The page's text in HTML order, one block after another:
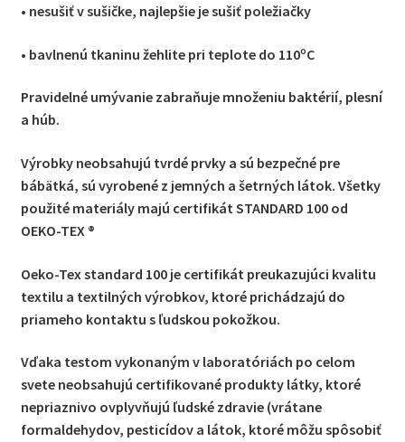
• nesušiť v sušičke, najlepšie je sušiť poležiačky
• bavlnenú tkaninu žehlite pri teplote do 110ºC
Pravidelné umývanie zabraňuje množeniu baktérií, plesní
a húb.
Výrobky neobsahujú tvrdé prvky a sú bezpečné pre
bábätká, sú vyrobené z jemných a šetrných látok. Všetky
použité materiály majú certifikát STANDARD 100 od
OEKO-TEX ®
Oeko-Tex standard 100 je certifikát preukazujúci kvalitu
textilu a textilných výrobkov, ktoré prichádzajú do
priameho kontaktu s ľudskou pokožkou.
Vďaka testom vykonaným v laboratóriách po celom
svete neobsahujú certifikované produkty látky, ktoré
nepriaznivo ovplyvňujú ľudské zdravie (vrátane
formaldehydov, pesticídov a látok, ktoré môžu spôsobiť